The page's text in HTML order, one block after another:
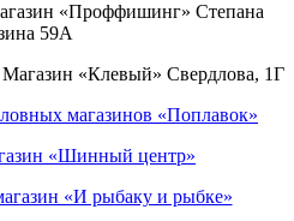
«Проффишинг» Степана
59А
«Клевый» Свердлова, 1Г
магазинов «Поплавок»
«Шинный центр»
«И рыбаку и рыбке»